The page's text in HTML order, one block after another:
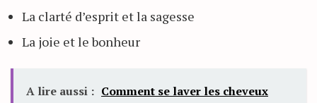
La clarté d’esprit et la sagesse
La joie et le bonheur
A lire aussi : Comment se laver les cheveux